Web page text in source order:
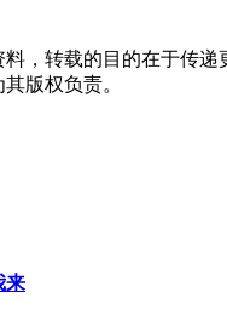
，转载的目的在于传
版权负责。
来